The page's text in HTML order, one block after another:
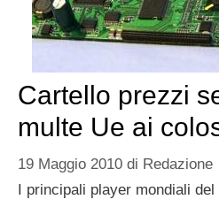
Cartello prezzi
multe Ue ai
19 Maggio 2010 di Redazione
I principali player mondiali del